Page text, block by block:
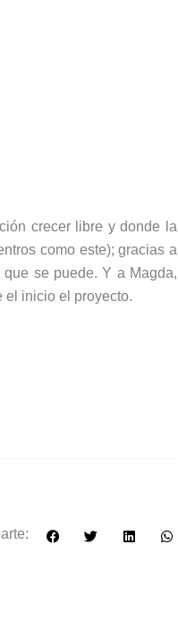
crecer libre y donde la
como este); gracias a
se puede. Y a Magda,
el inicio el proyecto.